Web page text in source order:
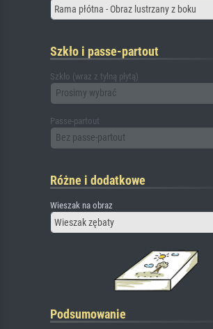
Rama płótna - Obraz lustrzany z boku
Szkło i passe-partout
Szkło (wraz z tylną płytą)
Prosimy wybrać
Passe-partout
Bez passe-partout
Różne i dodatkowe
Wieszak na obraz
Wieszak zębaty
Podsumowanie